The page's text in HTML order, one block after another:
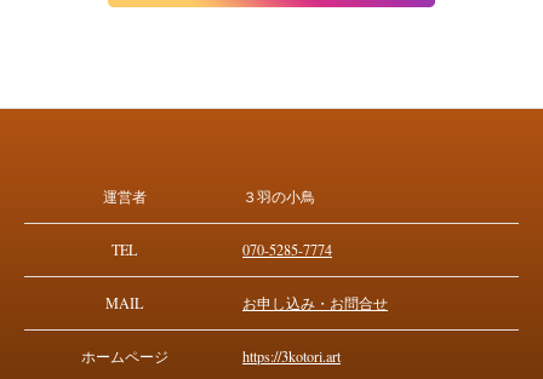
運営者 ３羽の小鳥
TEL 070-5285-7774
MAIL お申し込み・お問合せ
ホームページ https://3kotori.art